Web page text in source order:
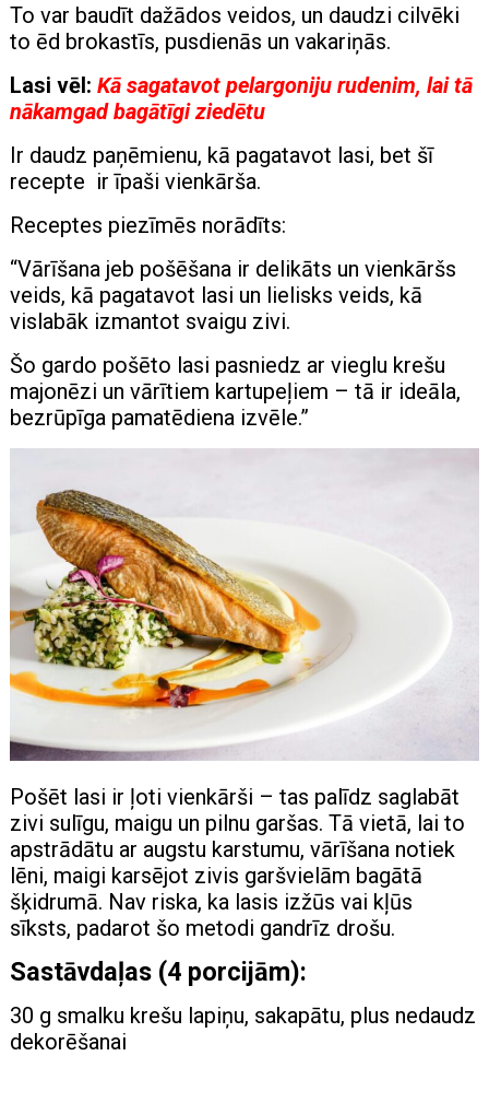
To var baudīt dažādos veidos, un daudzi cilvēki
to ēd brokastīs, pusdienās un vakariņās.
Lasi vēl:Kā sagatavot pelargoniju rudenim, lai tā
nākamgad bagātīgi ziedētu
Ir daudz paņēmienu, kā pagatavot lasi, bet šī
recepte ir īpaši vienkārša.
Receptes piezīmēs norādīts:
“Vārīšana jeb pošēšana ir delikāts un vienkāršs
veids, kā pagatavot lasi un lielisks veids, kā
vislabāk izmantot svaigu zivi.
Šo gardo pošēto lasi pasniedz ar vieglu krešu
majonēzi un vārītiem kartupeļiem – tā ir ideāla,
bezrūpīga pamatēdiena izvēle.”
Pošēt lasi ir ļoti vienkārši – tas palīdz saglabāt
zivi sulīgu, maigu un pilnu garšas. Tā vietā, lai to
apstrādātu ar augstu karstumu, vārīšana notiek
lēni, maigi karsējot zivis garšvielām bagātā
šķidrumā. Nav riska, ka lasis izžūs vai kļūs
sīksts, padarot šo metodi gandrīz drošu.
Sastāvdaļas (4 porcijām):
30 g smalku krešu lapiņu, sakapātu, plus nedaudz
dekorēšanai